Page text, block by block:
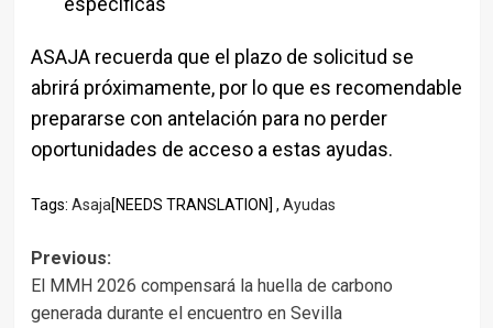
ASAJA recuerda que el plazo de solicitud se
abrirá próximamente, por lo que es recomendable
prepararse con antelación para no perder
oportunidades de acceso a estas ayudas.
Tags: Asaja[NEEDS TRANSLATION] , Ayudas
Post
navigation
Previous:
El MMH 2026 compensará la huella de carbono
generada durante el encuentro en Sevilla